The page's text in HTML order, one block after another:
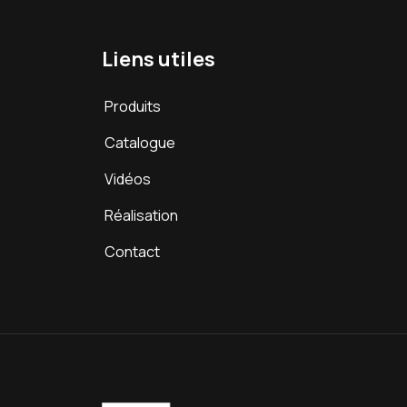
Liens utiles
Produits
Catalogue
Vidéos
Réalisation
Contact